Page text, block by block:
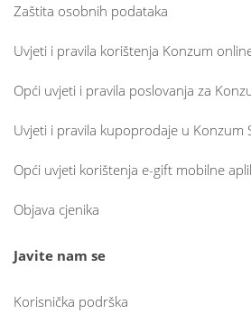
Zaštita osobnih podataka
Uvjeti i pravila korištenja Konzum
Opći uvjeti i pravila poslovanja za
Uvjeti i pravila kupoprodaje u Konzum
Opći uvjeti korištenja e-gift mobilne
Objava cjenika
Javite nam se
Korisnička podrška